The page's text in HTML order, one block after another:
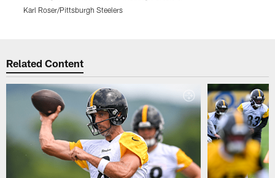
Karl Roser/Pittsburgh Steelers
Related Content